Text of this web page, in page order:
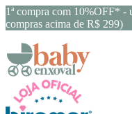
1ª compra com 10%OFF*
compras acima de R$ 299)